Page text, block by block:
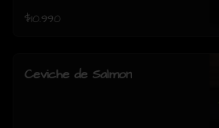
$10.990
Ceviche de Salmon